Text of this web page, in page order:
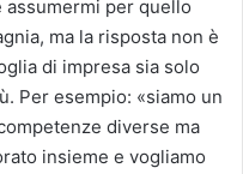
per quello
ma la risposta non è
di impresa sia solo
Per esempio: «siamo un
diverse ma
insieme e vogliamo